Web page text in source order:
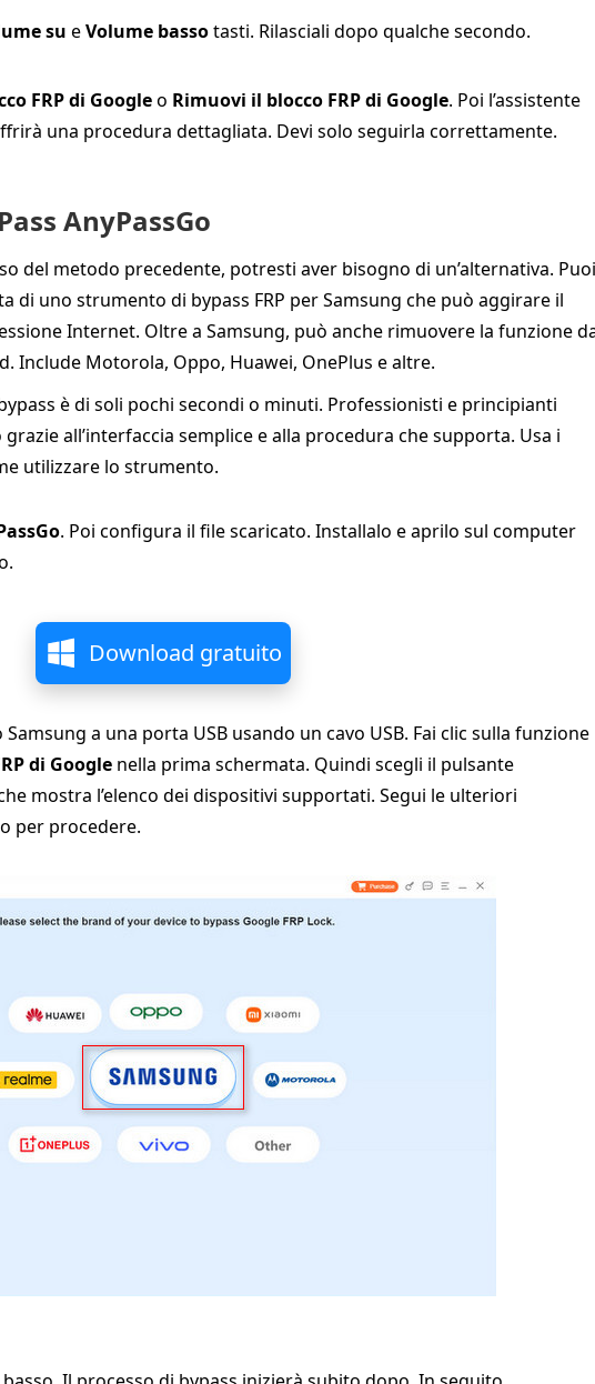
su eVolume bassotasti. Rilasciali dopo qualche secondo.
FRP di Googleo Rimuovi il blocco FRP di Google. Poi l’assistente
una procedura dettagliata. Devi solo seguirla correttamente.
AnyPassGo
del metodo precedente, potresti aver bisogno di un’alternativa. Puoi
di uno strumento di bypass FRP per Samsung che può aggirare il
Internet. Oltre a Samsung, può anche rimuovere la funzione
Include Motorola, Oppo, Huawei, OnePlus e altre.
è di soli pochi secondi o minuti. Professionisti e principianti
all’interfaccia semplice e alla procedura che supporta. Usa i
utilizzare lo strumento.
. Poi configura il file scaricato. Installalo e aprilo sul computer
Download gratuito
a una porta USB usando un cavo USB. Fai clic sulla funzione
di Google nella prima schermata. Quindi scegli il pulsante
mostra l’elenco dei dispositivi supportati. Segui le ulteriori
per procedere.